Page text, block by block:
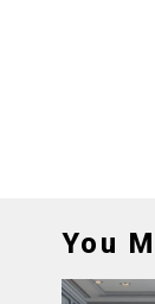
You